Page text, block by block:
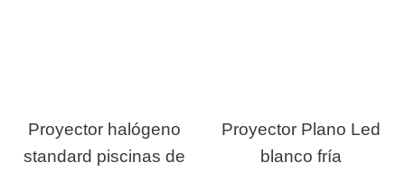
Proyector halógeno
standard piscinas de
Proyector Plano Led
blanco fría